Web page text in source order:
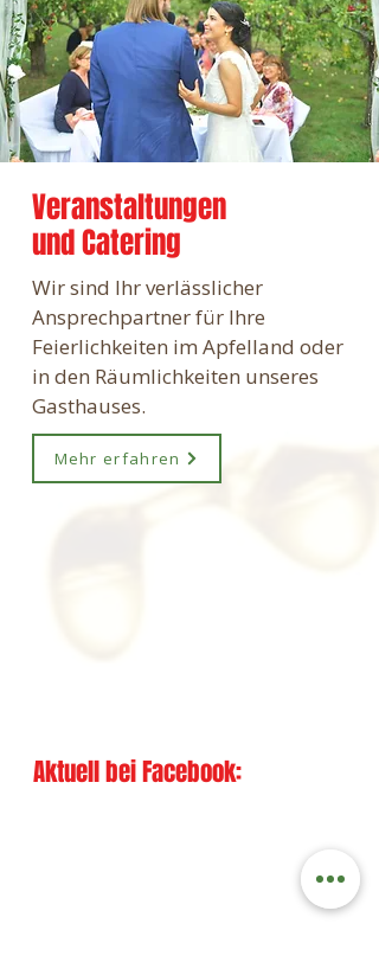
Veranstaltungen
und Catering
Wir sind Ihr verlässlicher
Ansprechpartner für Ihre
Feierlichkeiten im Apfelland oder
in den Räumlichkeiten unseres
Gasthauses.
Mehr erfahren
Aktuell bei Facebook: